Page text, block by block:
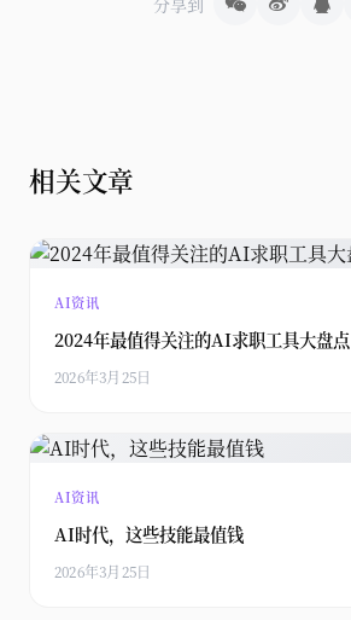
相关文章
AI资讯
2024年最值得关注的AI求职工具大盘点
2026年3月25日
AI资讯
AI时代，这些技能最值钱
2026年3月25日